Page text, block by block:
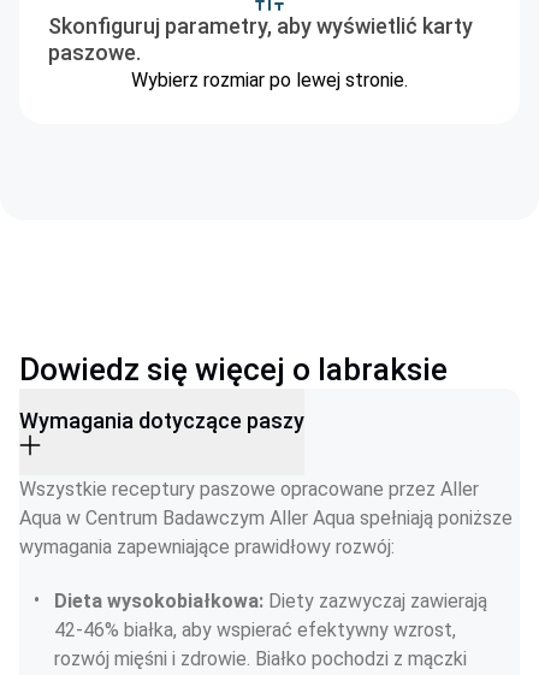
Skonfiguruj parametry, aby wyświetlić karty
paszowe.
Wybierz rozmiar po lewej stronie.
Dowiedz się więcej o labraksie
Wymagania dotyczące paszy
Wszystkie receptury paszowe opracowane przez Aller
Aqua w Centrum Badawczym Aller Aqua spełniają poniższe
wymagania zapewniające prawidłowy rozwój:
Dieta wysokobiałkowa: Diety zazwyczaj zawierają
42-46% białka, aby wspierać efektywny wzrost,
rozwój mięśni i zdrowie. Białko pochodzi z mączki